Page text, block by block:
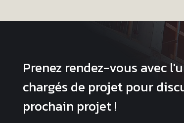
Prenez rendez-vous avec
chargés de projet pour
prochain projet !